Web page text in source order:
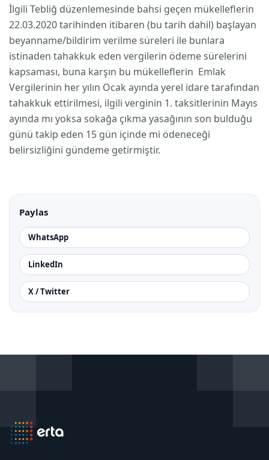
İlgili Tebliğ düzenlemesinde bahsi geçen mükelleflerin
22.03.2020 tarihinden itibaren (bu tarih dahil) başlayan
beyanname/bildirim verilme süreleri ile bunlara
istinaden tahakkuk eden vergilerin ödeme sürelerini
kapsaması, buna karşın bu mükelleflerin Emlak
Vergilerinin her yılın Ocak ayında yerel idare tarafından
tahakkuk ettirilmesi, ilgili verginin 1. taksitlerinin Mayıs
ayında mı yoksa sokağa çıkma yasağının son bulduğu
günü takip eden 15 gün içinde mi ödeneceği
belirsizliğini gündeme getirmiştir.
Paylas
WhatsApp
LinkedIn
X / Twitter